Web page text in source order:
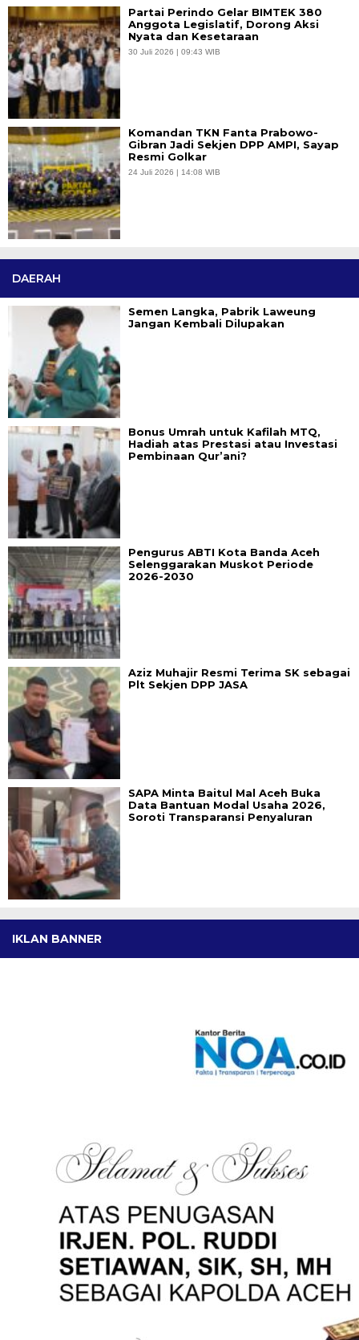
Partai Perindo Gelar BIMTEK 380
Anggota Legislatif, Dorong Aksi
Nyata dan Kesetaraan
30 Juli 2026 | 09:43 WIB
Komandan TKN Fanta Prabowo-
Gibran Jadi Sekjen DPP AMPI, Sayap
Resmi Golkar
24 Juli 2026 | 14:08 WIB
DAERAH
Semen Langka, Pabrik Laweung
Jangan Kembali Dilupakan
Bonus Umrah untuk Kafilah MTQ,
Hadiah atas Prestasi atau Investasi
Pembinaan Qur’ani?
Pengurus ABTI Kota Banda Aceh
Selenggarakan Muskot Periode
2026-2030
Aziz Muhajir Resmi Terima SK sebagai
Plt Sekjen DPP JASA
SAPA Minta Baitul Mal Aceh Buka
Data Bantuan Modal Usaha 2026,
Soroti Transparansi Penyaluran
IKLAN BANNER